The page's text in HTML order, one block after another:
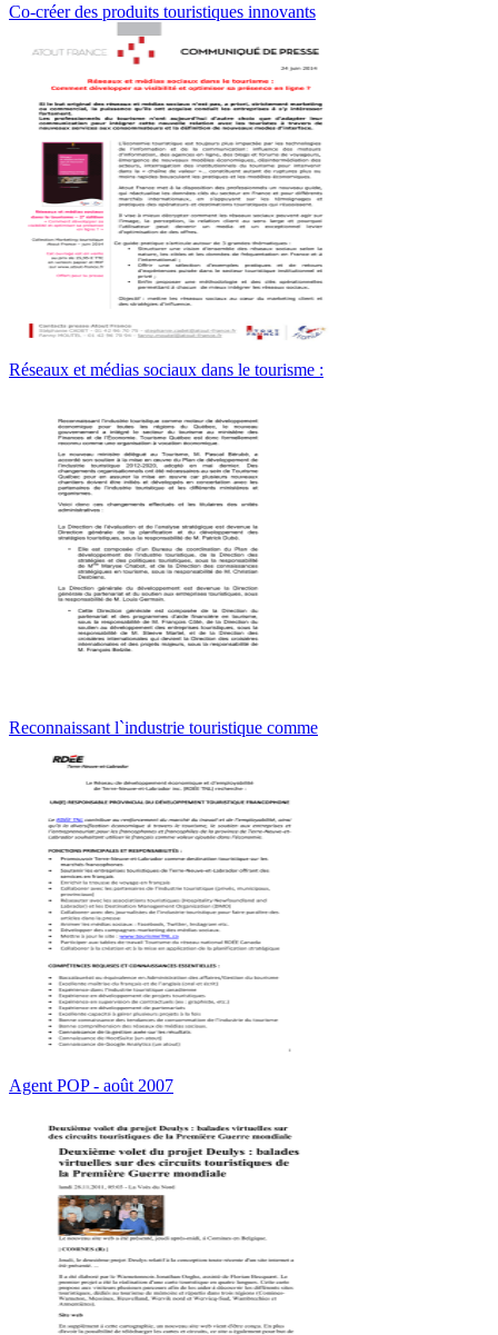
Co-créer des produits touristiques innovants
Réseaux et médias sociaux dans le tourisme :
Reconnaissant l`industrie touristique comme
Agent POP - août 2007